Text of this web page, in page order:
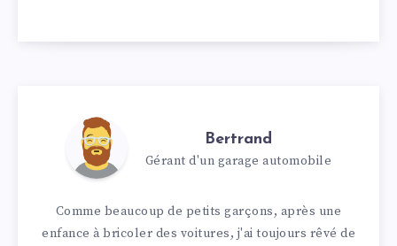
Bertrand
Gérant d'un garage automobile
Comme beaucoup de petits garçons, après une
enfance à bricoler des voitures, j'ai toujours rêvé de